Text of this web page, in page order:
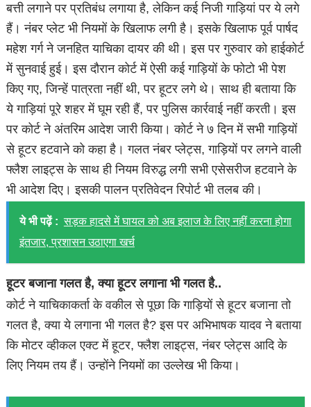
बत्ती लगाने पर प्रतिबंध लगाया है, लेकिन कई निजी गाड़ियां पर ये लगे
हैं। नंबर प्लेट भी नियमों के खिलाफ लगी है। इसके खिलाफ पूर्व पार्षद
महेश गर्ग ने जनहित याचिका दायर की थी। इस पर गुरुवार को हाईकोर्ट
में सुनवाई हुई। इस दौरान कोर्ट में ऐसी कई गाड़ियों के फोटो भी पेश
किए गए, जिन्हें पात्रता नहीं थी, पर हूटर लगे थे। साथ ही बताया कि
ये गाड़ियां पूरे शहर में घूम रही हैं, पर पुलिस कार्रवाई नहीं करती। इस
पर कोर्ट ने अंतरिम आदेश जारी किया। कोर्ट ने ७ दिन में सभी गाड़ियों
से हूटर हटवाने को कहा है। गलत नंबर प्लेट्स, गाड़ियाें पर लगने वाली
फ्लैश लाइट्स के साथ ही नियम विरुद्ध लगी सभी एसेसरीज हटवाने के
भी आदेश दिए। इसकी पालन प्रतिवेदन रिपोर्ट भी तलब की।
ये भी पढ़ें : सड़क हादसे में घायल को अब इलाज के लिए नहीं करना होगा
इंतजार, प्रशासन उठाएगा खर्च
हूटर बजाना गलत है, क्या हूटर लगाना भी गलत है..
कोर्ट ने याचिकाकर्ता के वकील से पूछा कि गाड़ियों से हूटर बजाना तो
गलत है, क्या ये लगाना भी गलत है? इस पर अभिभाषक यादव ने बताया
कि मोटर व्हीकल एक्ट में हूटर, फ्लैश लाइट्स, नंबर प्लेट्स आदि के
लिए नियम तय हैं। उन्होंने नियमों का उल्लेख भी किया।